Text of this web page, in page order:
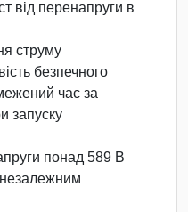
від перенапруги в
струму
безпечного
час за
запуску
понад 589 В
незалежним